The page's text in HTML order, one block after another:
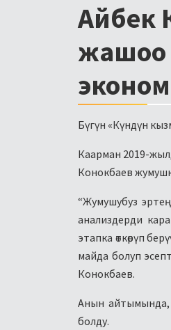
Айбек
жашоо
Бүгүн «Күндүн
Каарман 2019-
Конокбаев
“Жумушубуз эртең
анализдерди
этапка өткөрүп
майда болуп
Конокбаев.
Анын айтымында,
болду.